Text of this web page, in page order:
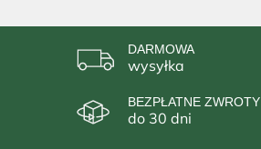
DARMOWA
wysyłka
BEZPŁATNE ZWROTY
do 30 dni